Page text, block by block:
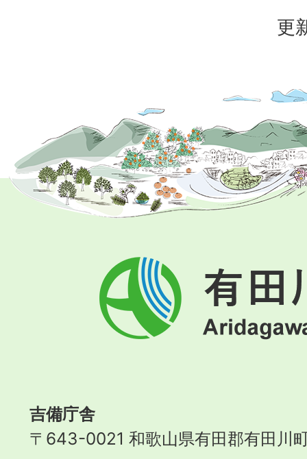
更
有
田
川
町
吉備庁舎
〒643-0021 和歌山県有田郡有田川